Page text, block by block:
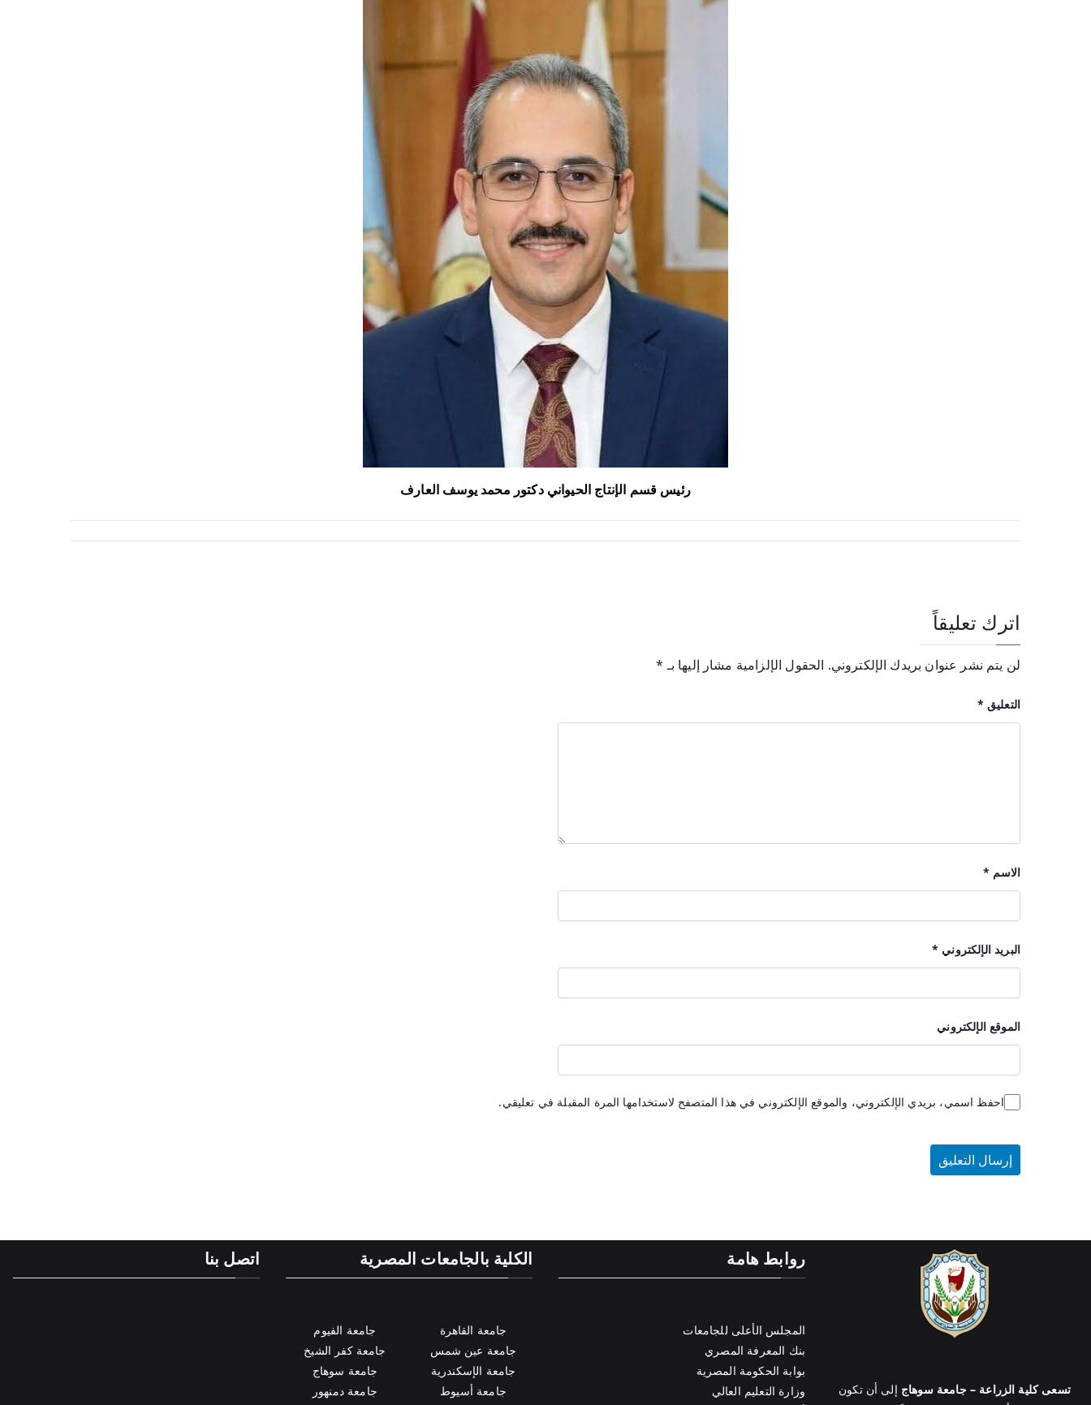
رئيس قسم الإنتاج الحيواني دكتور محمد يوسف العارف
اترك تعليقاً
لن يتم نشر عنوان بريدك الإلكتروني. الحقول الإلزامية مشار إليها بـ *
التعليق *
الاسم *
البريد الإلكتروني *
الموقع الإلكتروني
احفظ اسمي، بريدي الإلكتروني، والموقع الإلكتروني في هذا المتصفح لاستخدامها المرة المقبلة في تعليقي.
تسعى كلية الزراعة – جامعة سوهاج إلى أن تكون
روابط هامة
المجلس الأعلى للجامعات
بنك المعرفة المصري
بوابة الحكومة المصرية
وزارة التعليم العالي
الكلية بالجامعات المصرية
جامعة القاهرة
جامعة عين شمس
جامعة الإسكندرية
جامعة أسيوط
جامعة الفيوم
جامعة كفر الشيخ
جامعة سوهاج
جامعة دمنهور
اتصل بنا